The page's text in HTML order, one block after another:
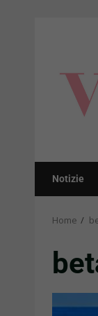
Notizie
Home